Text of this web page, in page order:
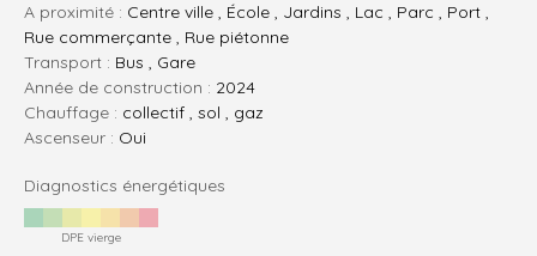
A proximité : Centre ville , École , Jardins , Lac , Parc , Port ,
Rue commerçante , Rue piétonne
Transport : Bus , Gare
Année de construction : 2024
Chauffage : collectif , sol , gaz
Ascenseur : Oui
Diagnostics énergétiques
DPE vierge